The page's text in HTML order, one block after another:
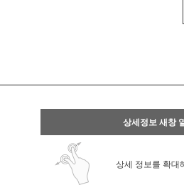
상세정보 새창
상세 정보를 확대